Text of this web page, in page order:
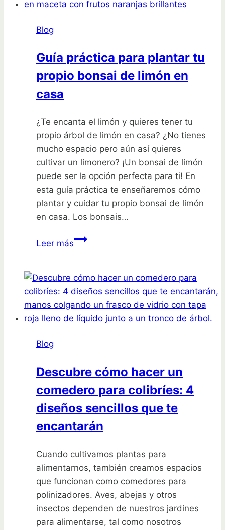
en
Blog
Guía práctica para plantar tu
propio bonsai de limón en
casa
¿Te encanta el limón y quieres tener tu
propio árbol de limón en casa? ¿No tienes
mucho espacio pero aún así quieres
cultivar un limonero? ¡Un bonsai de limón
puede ser la opción perfecta para ti! En
esta guía práctica te enseñaremos cómo
plantar y cuidar tu propio bonsai de limón
en casa. Los bonsais…
Leer másGuía
plantar
tu
propio
bonsai
casa
Blog
Descubre cómo hacer un
comedero para colibríes: 4
diseños sencillos que te
encantarán
Cuando cultivamos plantas para
alimentarnos, también creamos espacios
que funcionan como comedores para
polinizadores. Aves, abejas y otros
insectos dependen de nuestros jardines
para alimentarse, tal como nosotros